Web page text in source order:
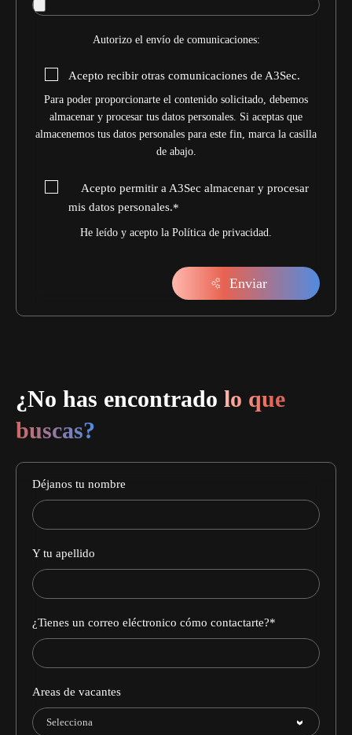
Autorizo el envío de comunicaciones:
Acepto recibir otras comunicaciones de A3Sec.
Para poder proporcionarte el contenido solicitado, debemos
almacenar y procesar tus datos personales. Si aceptas que
almacenemos tus datos personales para este fin, marca la casilla
de abajo.
Acepto permitir a A3Sec almacenar y procesar
mis datos personales.*
He leído y acepto la Política de privacidad
¿No has encontrado lo que
buscas?
Déjanos tu nombre
Y tu apellido
¿Tienes un correo eléctronico cómo contactarte?*
Areas de vacantes